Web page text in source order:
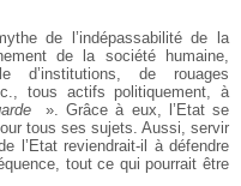
de l’indépassabilité de la
de la société humaine,
d’institutions, de rouages
tous actifs politiquement, à
». Grâce à eux, l’Etat se
tous ses sujets. Aussi, servir
l’Etat reviendrait-il à défendre
tout ce qui pourrait être